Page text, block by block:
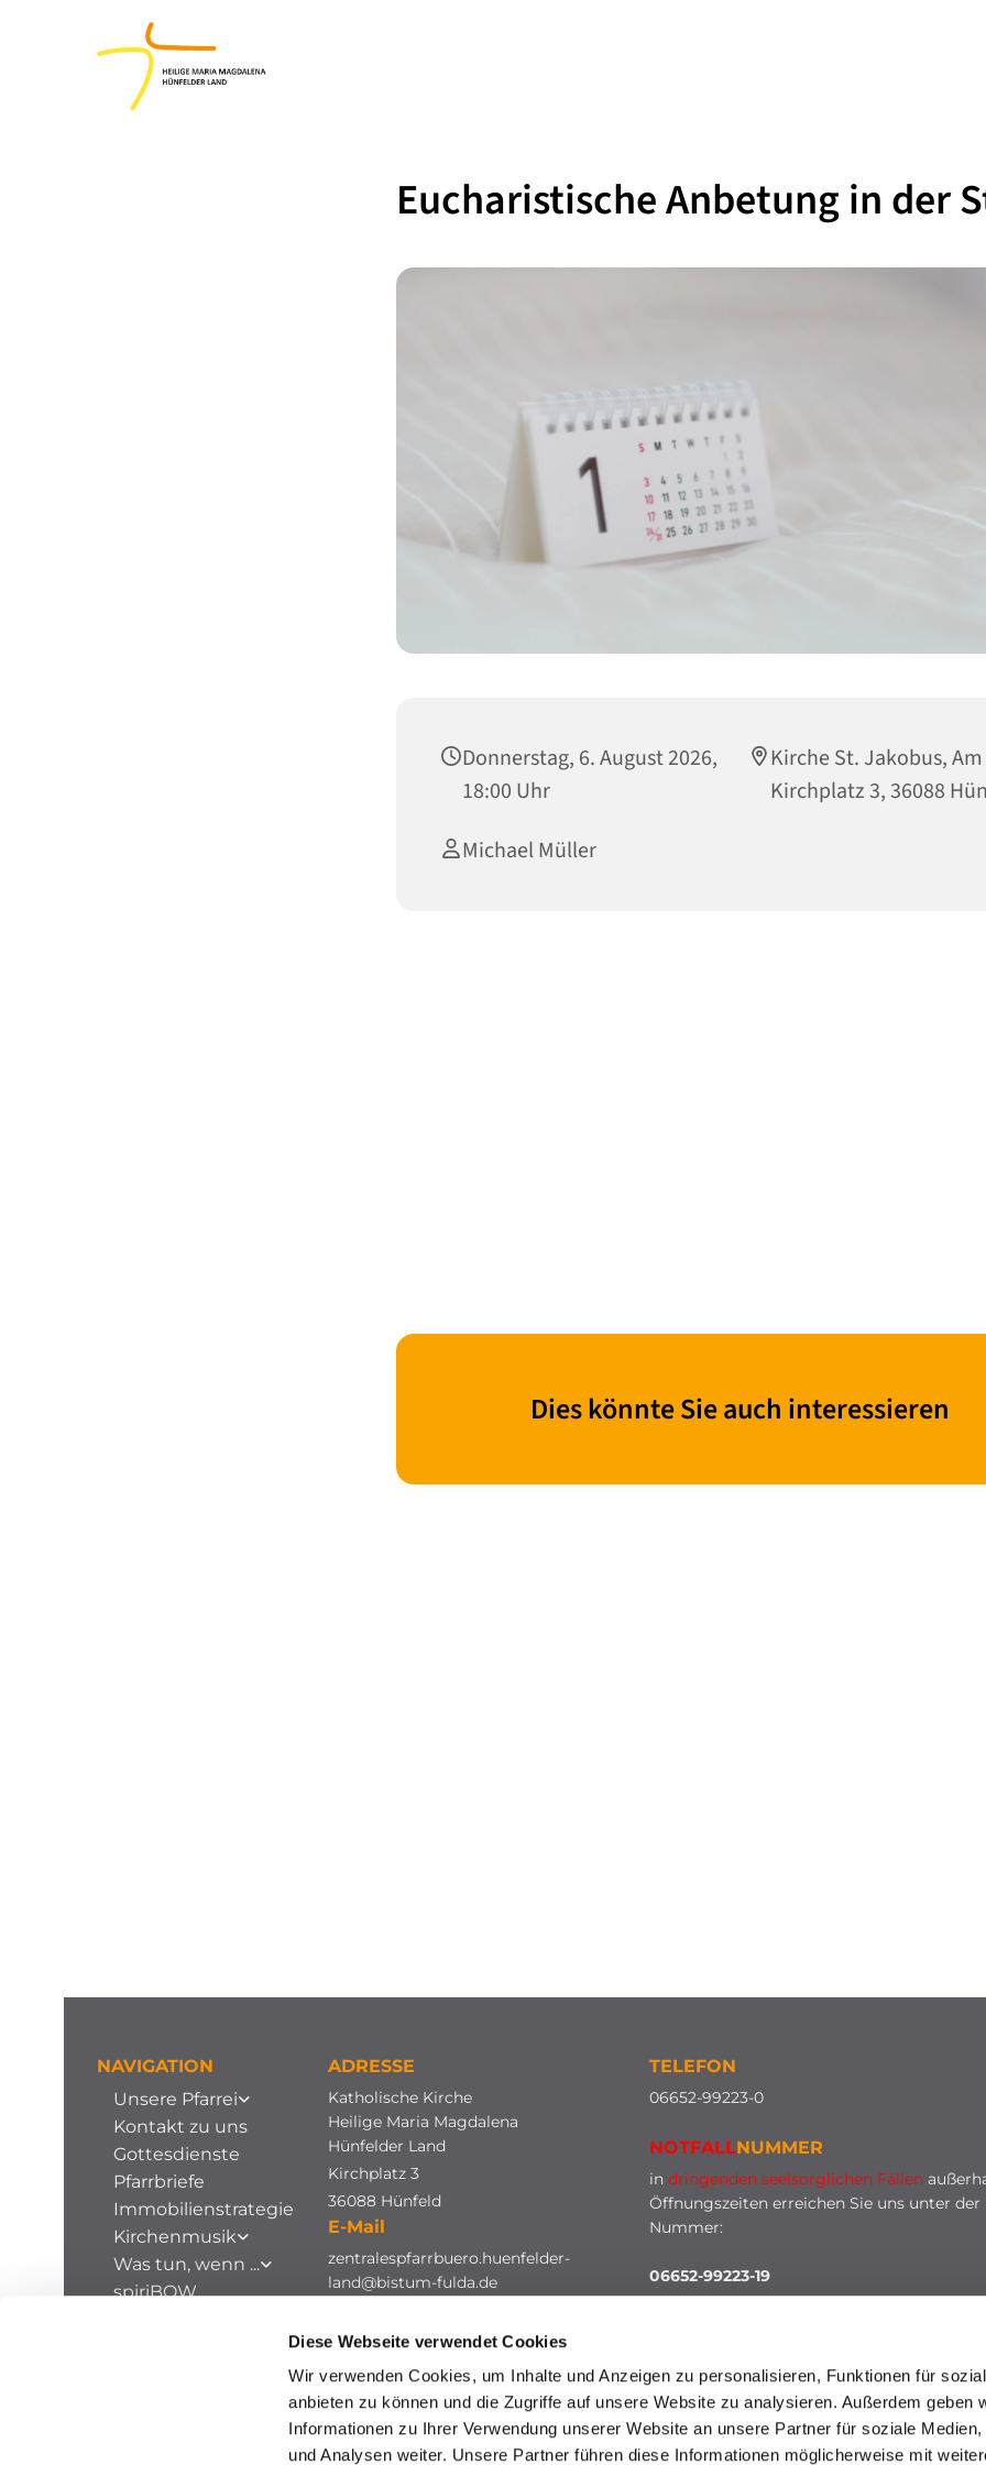
Diese Webseite verwendet Cookies
Wir verwenden Cookies, um Inhalte und Anzeigen zu personalisieren, Funktionen für
anbieten zu können und die Zugriffe auf unsere Website zu analysieren. Außerdem geben
Informationen zu Ihrer Verwendung unserer Website an unsere Partner für soziale Medien,
und Analysen weiter. Unsere Partner führen diese Informationen möglicherweise mit
Eucharistische Anbetung in der
Donnerstag, 6. August 2026,
18:00 Uhr
Kirche St. Jakobus, Am
Kirchplatz 3, 36088
Michael Müller
Dies könnte Sie auch interessieren
NAVIGATION
Unsere Pfarrei
Kontakt zu uns
Gottesdienste
Pfarrbriefe
Immobilienstrategie
Kirchenmusik
Was tun, wenn ...
spiriBOW
ADRESSE
Katholische Kirche
Heilige Maria Magdalena
Hünfelder Land
Kirchplatz 3
36088 Hünfeld
E-Mail
zentralespfarrbuero.huenfelder-
land@bistum-fulda.de
TELEFON
06652-99223-0
NOTFALLNUMMER
in dringenden seelsorglichen Fällen
Öffnungszeiten erreichen Sie uns unter der
Nummer:
06652-99223-19
HINWEISGEBERSCHUTZ